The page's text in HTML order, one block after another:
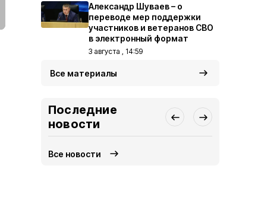
Александр Шуваев – о
переводе мер поддержки
участников и ветеранов СВО
в электронный формат
3 августа , 14:59
Все материалы
Последние
новости
Все новости